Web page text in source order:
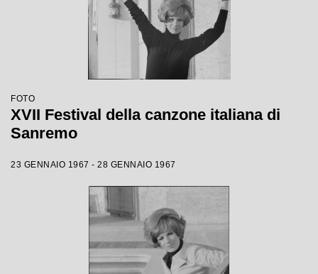
FOTO
XVII Festival della canzone italiana di
Sanremo
23 GENNAIO 1967 - 28 GENNAIO 1967